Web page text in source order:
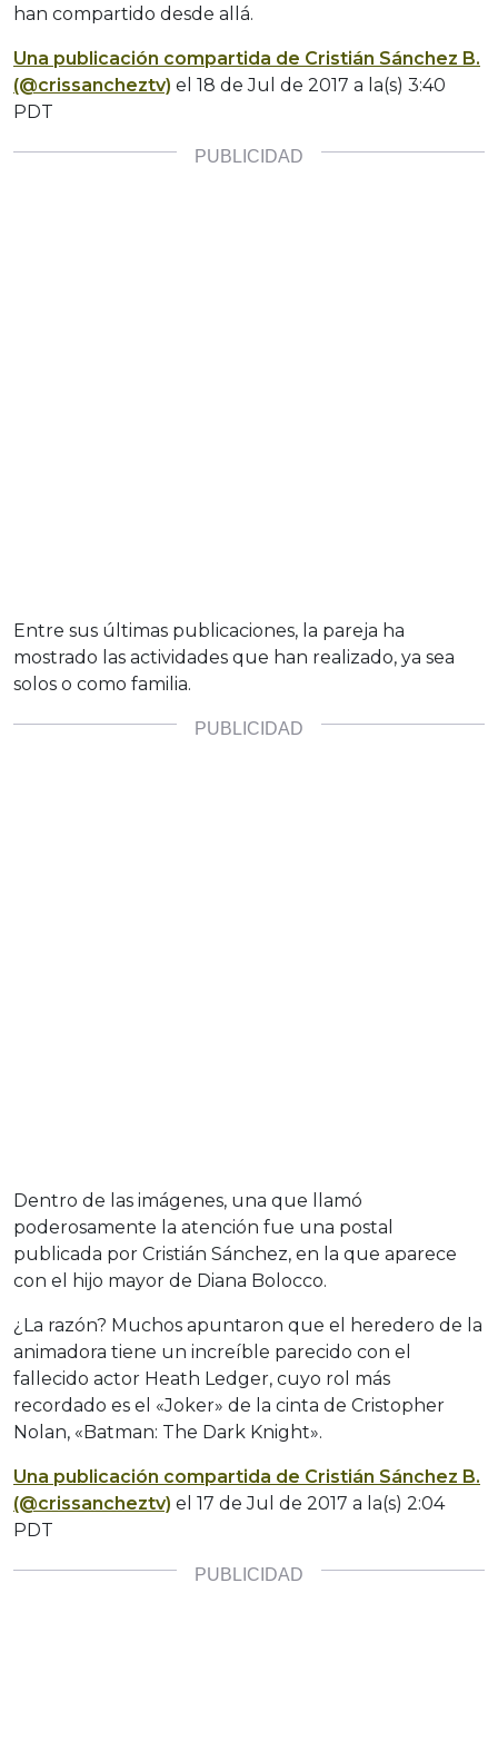
han compartido desde allá.
Una publicación compartida de Cristián Sánchez B.
(@crissancheztv) el 18 de Jul de 2017 a la(s) 3:40
PDT
Entre sus últimas publicaciones, la pareja ha
mostrado las actividades que han realizado, ya sea
solos o como familia.
Dentro de las imágenes, una que llamó
poderosamente la atención fue una postal
publicada por Cristián Sánchez, en la que aparece
con el hijo mayor de Diana Bolocco.
¿La razón? Muchos apuntaron que el heredero de la
animadora tiene un increíble parecido con el
fallecido actor Heath Ledger, cuyo rol más
recordado es el «Joker» de la cinta de Cristopher
Nolan, «Batman: The Dark Knight».
Una publicación compartida de Cristián Sánchez B.
(@crissancheztv) el 17 de Jul de 2017 a la(s) 2:04
PDT